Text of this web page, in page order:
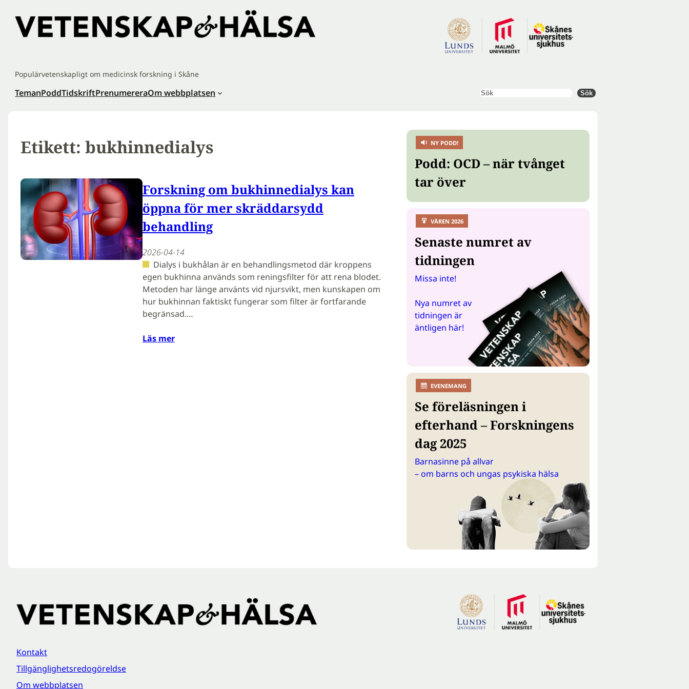
innehåll
Populärvetenskapligt om medicinsk forskning i Skåne
TemanPoddTidskriftPrenumereraOm webbplatsen Sök Sök
Etikett: bukhinnedialys
Forskning om bukhinnedialys kan
öppna för mer skräddarsydd
behandling
2026-04-14
Dialys i bukhålan är en behandlingsmetod där kroppens
egen bukhinna används som reningsfilter för att rena blodet.
Metoden har länge använts vid njursvikt, men kunskapen om
hur bukhinnan faktiskt fungerar som filter är fortfarande
begränsad.…
Läs mer
NY PODD!
Podd: OCD – när tvånget
tar över
VÅREN 2026
Senaste numret av
tidningen
Missa inte!
Nya numret av
tidningen är
äntligen här!
EVENEMANG
Se föreläsningen i
efterhand – Forskningens
dag 2025
Barnasinne på allvar
– om barns och ungas psykiska hälsa
Kontakt
Tillgänglighetsredogöreldse
Om webbplatsen